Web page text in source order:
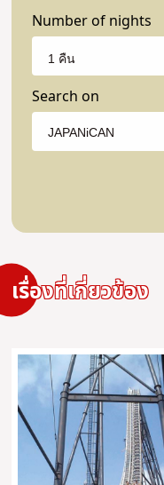
Number of nights
Search on
เรื่องที่เกี่ยวข้อง